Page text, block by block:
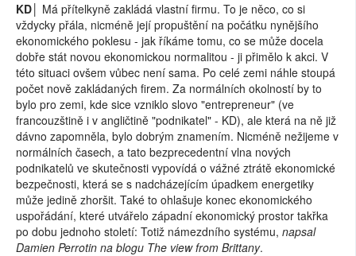
KD│
Má přítelkyně zakládá vlastní firmu. To je něco, co si
vždycky přála, nicméně její propuštění na počátku nynějšího
ekonomického poklesu - jak říkáme tomu, co se může docela
dobře stát novou ekonomickou normalitou - ji přimělo k akci. V
této situaci ovšem vůbec není sama. Po celé zemi náhle stoupá
počet nově zakládaných firem. Za normálních okolností by to
bylo pro zemi, kde sice vzniklo slovo "entrepreneur" (ve
francouzštině i v angličtině "podnikatel" - KD), ale která na ně již
dávno zapomněla, bylo dobrým znamením. Nicméně nežijeme v
normálních časech, a tato bezprecedentní vlna nových
podnikatelů ve skutečnosti vypovídá o vážné ztrátě ekonomické
bezpečnosti, která se s nadcházejícím úpadkem energetiky
může jedině zhoršit. Také to ohlašuje konec ekonomického
uspořádání, které utvářelo západní ekonomický prostor takřka
po dobu jednoho století: Totiž námezdního systému, napsal
Damien Perrotin na blogu The view from Brittany.